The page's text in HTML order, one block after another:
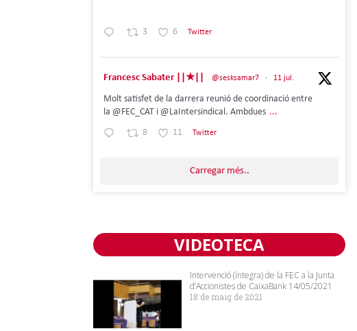
3 6 Twitter
Francesc Sabater ||★|| @sesksamar7 · 11 jul.
Molt satisfet de la darrera reunió de coordinació entre
la @FEC_CAT i @LaIntersindical. Ambdues ...
8 11 Twitter
Carregar més..
VIDEOTECA
Intervenció (íntegra) de la FEC a la Junta
d’Accionistes de CaixaBank 14/05/2021
18 de maig de 2021